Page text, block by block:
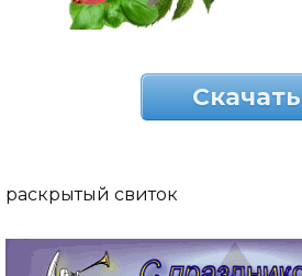
Скачать
раскрытый свиток